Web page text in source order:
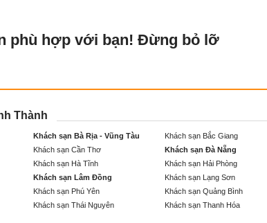
phù hợp với bạn! Đừng bỏ lỡ
Thành
Khách sạn Bà Rịa - Vũng Tàu Khách sạn Bắc Giang
Khách sạn Cần Thơ Khách sạn Đà Nẵng
Khách sạn Hà Tĩnh Khách sạn Hải Phòng
Khách sạn Lâm Đồng Khách sạn Lạng Sơn
Khách sạn Phú Yên Khách sạn Quảng Bình
Khách sạn Thái Nguyên Khách sạn Thanh Hóa